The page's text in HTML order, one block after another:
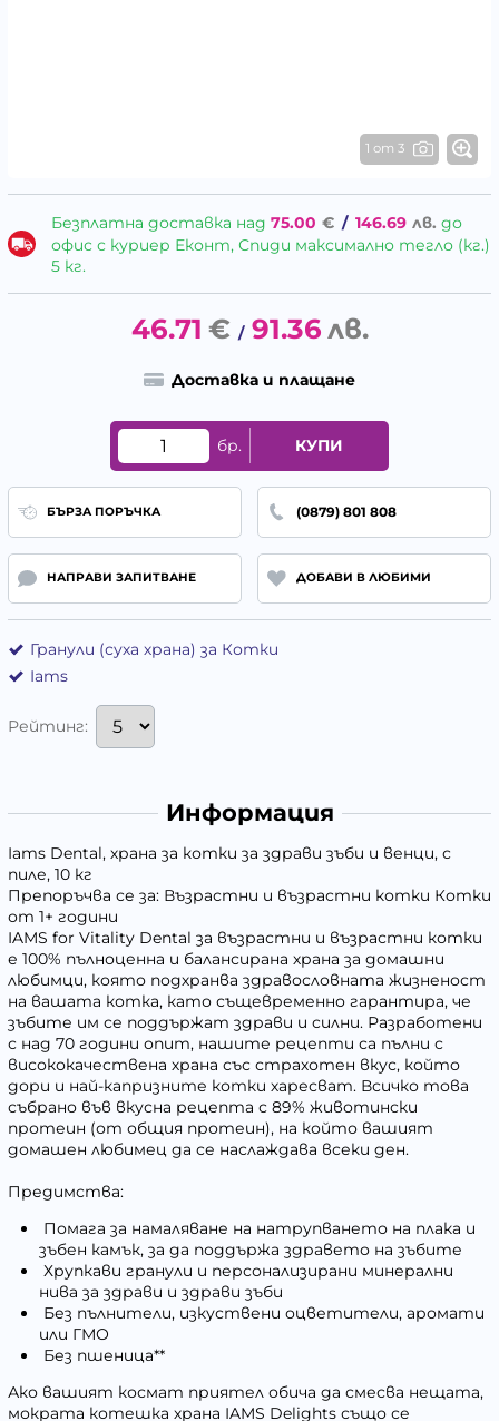
1 от 3
Безплатна доставка над 75.00 € / 146.69 лв. до
офис с куриер Еконт, Спиди максимално тегло (кг.)
5 кг.
46.71 € / 91.36 лв.
Доставка и плащане
бр. КУПИ
БЪРЗА ПОРЪЧКА (0879) 801 808
НАПРАВИ ЗАПИТВАНЕ ДОБАВИ В ЛЮБИМИ
Гранули (суха храна) за Котки
Iams
Рейтинг:
Информация
Iams Dental, храна за котки за здрави зъби и венци, с
пиле, 10 кг
Препоръчва се за: Възрастни и възрастни котки Котки
от 1+ години
IAMS for Vitality Dental за възрастни и възрастни котки
е 100% пълноценна и балансирана храна за домашни
любимци, която подхранва здравословната жизненост
на вашата котка, като същевременно гарантира, че
зъбите им се поддържат здрави и силни. Разработени
с над 70 години опит, нашите рецепти са пълни с
висококачествена храна със страхотен вкус, който
дори и най-капризните котки харесват. Всичко това
събрано във вкусна рецепта с 89% животински
протеин (от общия протеин), на който вашият
домашен любимец да се наслаждава всеки ден.
Предимства:
Помага за намаляване на натрупването на плака и
зъбен камък, за да поддържа здравето на зъбите
Хрупкави гранули и персонализирани минерални
нива за здрави и здрави зъби
Без пълнители, изкуствени оцветители, аромати
или ГМО
Без пшеница**
Ако вашият космат приятел обича да смесва нещата,
мократа котешка храна IAMS Delights също се